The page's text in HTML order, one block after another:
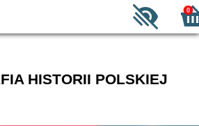
0
HISTORII POLSKIEJ